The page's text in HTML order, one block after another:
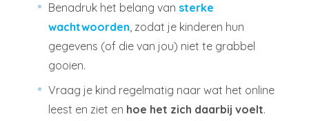
Benadruk het belang van sterke
wachtwoorden, zodat je kinderen hun
gegevens (of die van jou) niet te grabbel
gooien.
Vraag je kind regelmatig naar wat het online
leest en ziet en hoe het zich daarbij voelt.